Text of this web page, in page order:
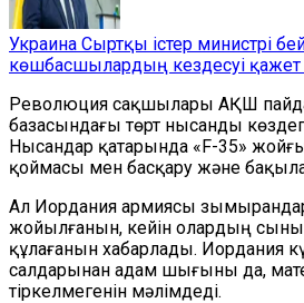
Украина Сыртқы істер министрі
көшбасшылардың кездесуі қажет
Революция сақшылары АҚШ
базасындағы төрт нысанды
Нысандар қатарында «F-35»
қоймасы мен басқару және
Ал Иордания армиясы
жойылғанын, кейін олардың
құлағанын хабарлады. Иордания
салдарынан адам шығыны да,
тіркелмегенін мәлімдеді.